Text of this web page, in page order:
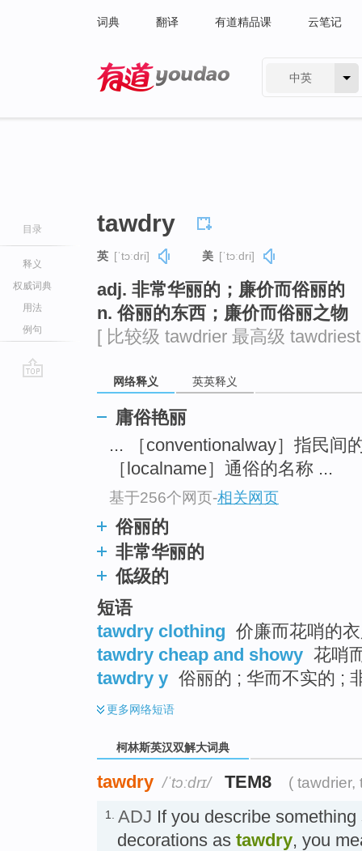
词典 翻译 有道精品课 云笔记
中英
目录
释义
权威词典
用法
例句
tawdry
英 [ˈtɔːdri] 美 [ˈtɔːdri]
adj. 非常华丽的；廉价而俗丽的
n. 俗丽的东西；廉价而俗丽之物
[ 比较级 tawdrier 最高级
网络释义 英英释义
庸俗艳丽
... ［conventionalway］指民间
［localname］通俗的名称 ...
基于256个网页-相关网页
俗丽的
非常华丽的
低级的
短语
tawdry clothing 价廉而花哨的
tawdry cheap and showy 花哨
tawdry y 俗丽的 ; 华而不实的 ;
更多网络短语
柯林斯英汉双解大词典
tawdry /ˈtɔːdrɪ/ TEM8 ( tawdrier,
1. ADJ If you describe
decorations as tawdry, you